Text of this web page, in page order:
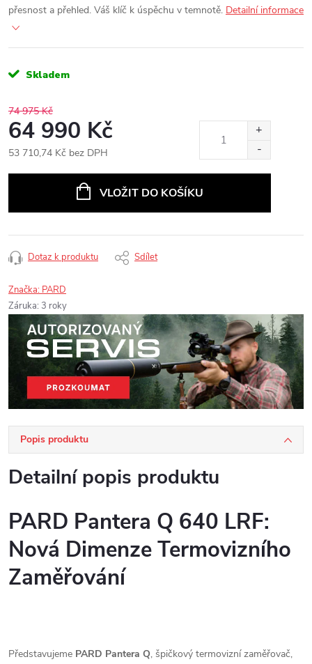
přesnost a přehled. Váš klíč k úspěchu v temnotě. Detailní informace
Skladem
74 975 Kč
64 990 Kč
53 710,74 Kč bez DPH
VLOŽIT DO KOŠÍKU
Dotaz k produktu Sdílet
Značka: PARD
Záruka: 3 roky
Popis produktu
Detailní popis produktu
PARD Pantera Q 640 LRF:
Nová Dimenze Termovizního
Zaměřování
Představujeme PARD Pantera Q, špičkový termovizní zaměřovač,